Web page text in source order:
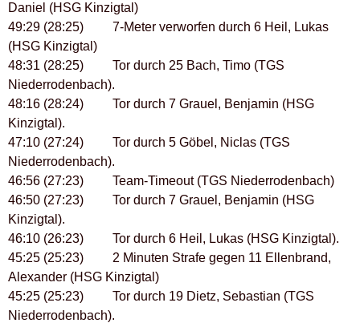
Daniel (HSG Kinzigtal)
49:29 (28:25) 7-Meter verworfen durch 6 Heil, Lukas
(HSG Kinzigtal)
48:31 (28:25) Tor durch 25 Bach, Timo (TGS
Niederrodenbach).
48:16 (28:24) Tor durch 7 Grauel, Benjamin (HSG
Kinzigtal).
47:10 (27:24) Tor durch 5 Göbel, Niclas (TGS
Niederrodenbach).
46:56 (27:23) Team-Timeout (TGS Niederrodenbach)
46:50 (27:23) Tor durch 7 Grauel, Benjamin (HSG
Kinzigtal).
46:10 (26:23) Tor durch 6 Heil, Lukas (HSG Kinzigtal).
45:25 (25:23) 2 Minuten Strafe gegen 11 Ellenbrand,
Alexander (HSG Kinzigtal)
45:25 (25:23) Tor durch 19 Dietz, Sebastian (TGS
Niederrodenbach).